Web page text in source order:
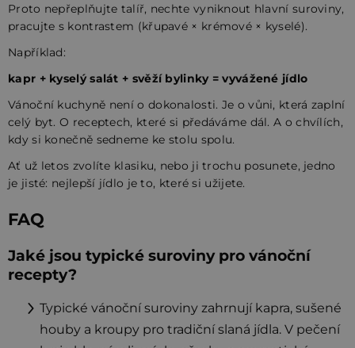
Proto nepřeplňujte talíř, nechte vyniknout hlavní suroviny,
pracujte s kontrastem (křupavé × krémové × kyselé).
Například:
kapr + kyselý salát + svěží bylinky = vyvážené jídlo
Vánoční kuchyně není o dokonalosti. Je o vůni, která zaplní
celý byt. O receptech, které si předáváme dál. A o chvílích,
kdy si konečně sedneme ke stolu spolu.
Ať už letos zvolíte klasiku, nebo ji trochu posunete, jedno
je jisté: nejlepší jídlo je to, které si užijete.
FAQ
Jaké jsou typické suroviny pro vánoční
recepty?
Typické vánoční suroviny zahrnují kapra, sušené
houby a kroupy pro tradiční slaná jídla. V pečení